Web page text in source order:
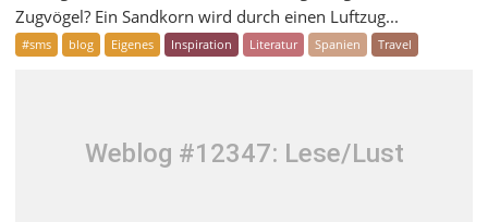
Zugvögel? Ein Sandkorn wird durch einen Luftzug...
#sms blog Eigenes Inspiration Literatur Spanien Travel
Weblog #12347: Lese/Lust